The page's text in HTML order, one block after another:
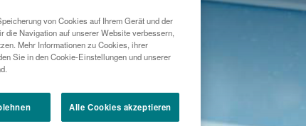
von Cookies auf Ihrem Gerät und der
die Navigation auf unserer Website verbessern,
Mehr Informationen zu Cookies, ihrer
Sie in den Cookie-Einstellungen und unserer
Alle Cookies akzeptieren